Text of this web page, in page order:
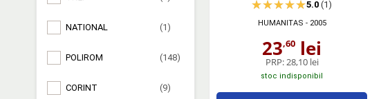
NATIONAL (1)
POLIROM (148)
CORINT (9)
5.0(1)
HUMANITAS - 2005
23,60 lei
PRP: 28,10 lei
stoc indisponibil